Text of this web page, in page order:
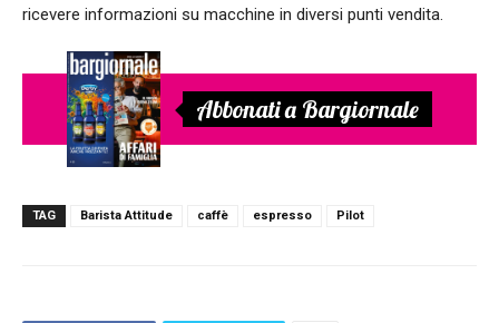
ricevere informazioni su macchine in diversi punti vendita.
Abbonati a Bargiornale
TAG Barista Attitude caffè espresso Pilot